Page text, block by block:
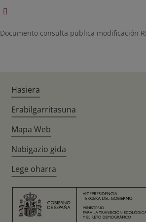
Documento consulta publica modificación
Hasiera
Erabilgarritasuna
Mapa Web
Nabigazio gida
Lege oharra